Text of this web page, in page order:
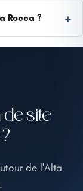
Rocca ?
site
de l'Alta